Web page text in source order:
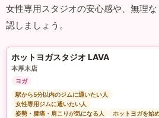
女性専用スタジオの安心感や、無理
認しましょう。
ホットヨガスタジオ LAVA
本厚木店
ヨガ
駅から5分以内のジムに通いたい人
女性専用ジムに通いたい人
姿勢・腰痛・肩こりが気になる人
ホットヨガを始